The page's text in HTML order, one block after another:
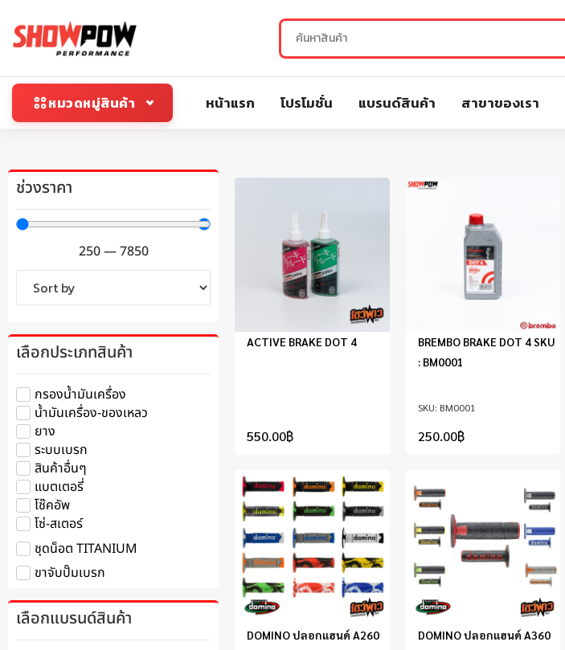
หมวดหมู่สินค้า หน้าแรก โปรโมชั่น แบรนด์สินค้า สาขาของเรา
ช่วงราคา
250—7850
เลือกประเภทสินค้า
กรองน้ำมันเครื่อง
น้ำมันเครื่อง-ของเหลว
ยาง
ระบบเบรก
สินค้าอื่นๆ
แบตเตอรี่
โช๊คอัพ
โซ่-สเตอร์
ชุดน็อต TITANIUM
ขาจับปั๊มเบรก
เลือกแบรนด์สินค้า
ACTIVE BRAKE DOT 4
550.00฿
BM0001
BREMBO BRAKE DOT 4 SKU
: BM0001
250.00฿
DOMINO ปลอกแฮนด์ A260 DOMINO ปลอกแฮนด์ A360